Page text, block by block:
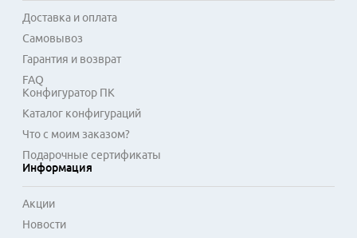
Доставка и оплата
Самовывоз
Гарантия и возврат
FAQ
Конфигуратор ПК
Каталог конфигураций
Что с моим заказом?
Подарочные сертификаты
Информация
Акции
Новости